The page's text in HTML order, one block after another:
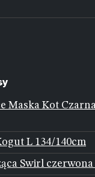
Maska Kot
L 134/140cm
Swirl czerwona